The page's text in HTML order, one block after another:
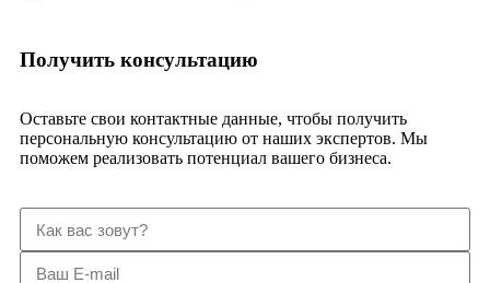
Получить консультацию
Оставьте свои контактные данные, чтобы получить
персональную консультацию от наших экспертов. Мы
поможем реализовать потенциал вашего бизнеса.